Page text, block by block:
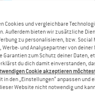
Cookies und vergleichbare
Außerdem bieten wir zusätzliche
zu personalisieren, bzw.
Werbe- und Analysepartner von
Garantien zum Schutz deiner Daten,
du dich damit einverstanden,
Cookie akzeptieren
in den „Einstellungen“ anpassen
Website nicht notwendig und